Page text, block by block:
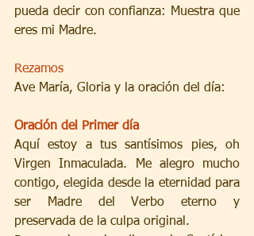
pueda decir con confianza: Muestra que
eres mi Madre.
Rezamos
Ave María, Gloria y la oración del día:
Oración del Primer día
Aquí estoy a tus santísimos pies, oh
Virgen Inmaculada. Me alegro mucho
contigo, elegida desde la eternidad para
ser Madre del Verbo eterno y
preservada de la culpa original.